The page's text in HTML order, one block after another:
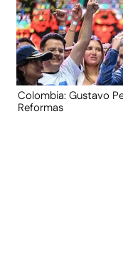
Colombia: Gustavo
Reformas